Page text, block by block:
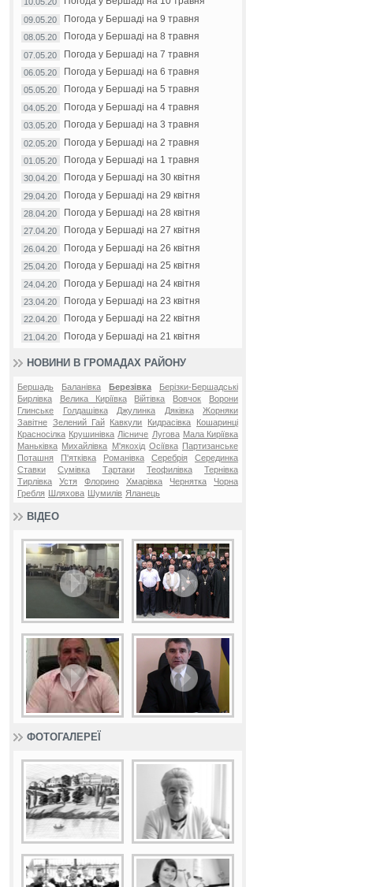
10.05.20
09.05.20 Погода у Бершаді на 9 травня
08.05.20 Погода у Бершаді на 8 травня
07.05.20 Погода у Бершаді на 7 травня
06.05.20 Погода у Бершаді на 6 травня
05.05.20 Погода у Бершаді на 5 травня
04.05.20 Погода у Бершаді на 4 травня
03.05.20 Погода у Бершаді на 3 травня
02.05.20 Погода у Бершаді на 2 травня
01.05.20 Погода у Бершаді на 1 травня
30.04.20 Погода у Бершаді на 30 квітня
29.04.20 Погода у Бершаді на 29 квітня
28.04.20 Погода у Бершаді на 28 квітня
27.04.20 Погода у Бершаді на 27 квітня
26.04.20 Погода у Бершаді на 26 квітня
25.04.20 Погода у Бершаді на 25 квітня
24.04.20 Погода у Бершаді на 24 квітня
23.04.20 Погода у Бершаді на 23 квітня
22.04.20 Погода у Бершаді на 22 квітня
21.04.20 Погода у Бершаді на 21 квітня
НОВИНИ В ГРОМАДАХ РАЙОНУ
Бершадь Баланівка Березівка
Берізки-Бершадські
Бирлівка
Велика Киріївка Війтівка Вовчок
Ворони
Глинське
Голдашівка Джулинка Дяківка
Жорняки
Завітне Зелений Гай Кавкули Кидрасівка
Кошаринці
Красносілка Крушинівка Лісниче Лугова Мала Киріївка
Маньківка Михайлівка М'якохід Осіївка
Партизанське
Поташня
П'ятківка Романівка Серебрія
Серединка
Ставки
Сумівка Тартаки Теофилівка
Тернівка
Тирлівка
Устя Флорино Хмарівка Чернятка
Чорна
Гребля
Шляхова Шумилів Яланець
ВІДЕО
ФОТОГАЛЕРЕЇ